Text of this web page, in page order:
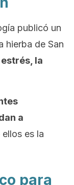
publicó un
hierba de San
la
a
es la
para